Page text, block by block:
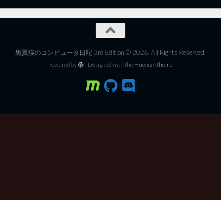
黒翼猫のコンピュータ日記 3rd Edition © 2026. All Rights Reserved.
Powered by - Designed with the Hueman theme